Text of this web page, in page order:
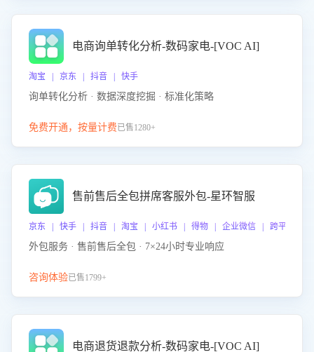
电商询单转化分析-数码家电-[VOC AI]
淘宝 | 京东 | 抖音 | 快手
询单转化分析 · 数据深度挖掘 · 标准化策略
免费开通，按量计费已售1280+
售前售后全包拼席客服外包-星环智服
京东 | 快手 | 抖音 | 淘宝 | 小红书 | 得物 | 企业微信 | 跨平台
外包服务 · 售前售后全包 · 7×24小时专业响应
咨询体验已售1799+
电商退货退款分析-数码家电-[VOC AI]